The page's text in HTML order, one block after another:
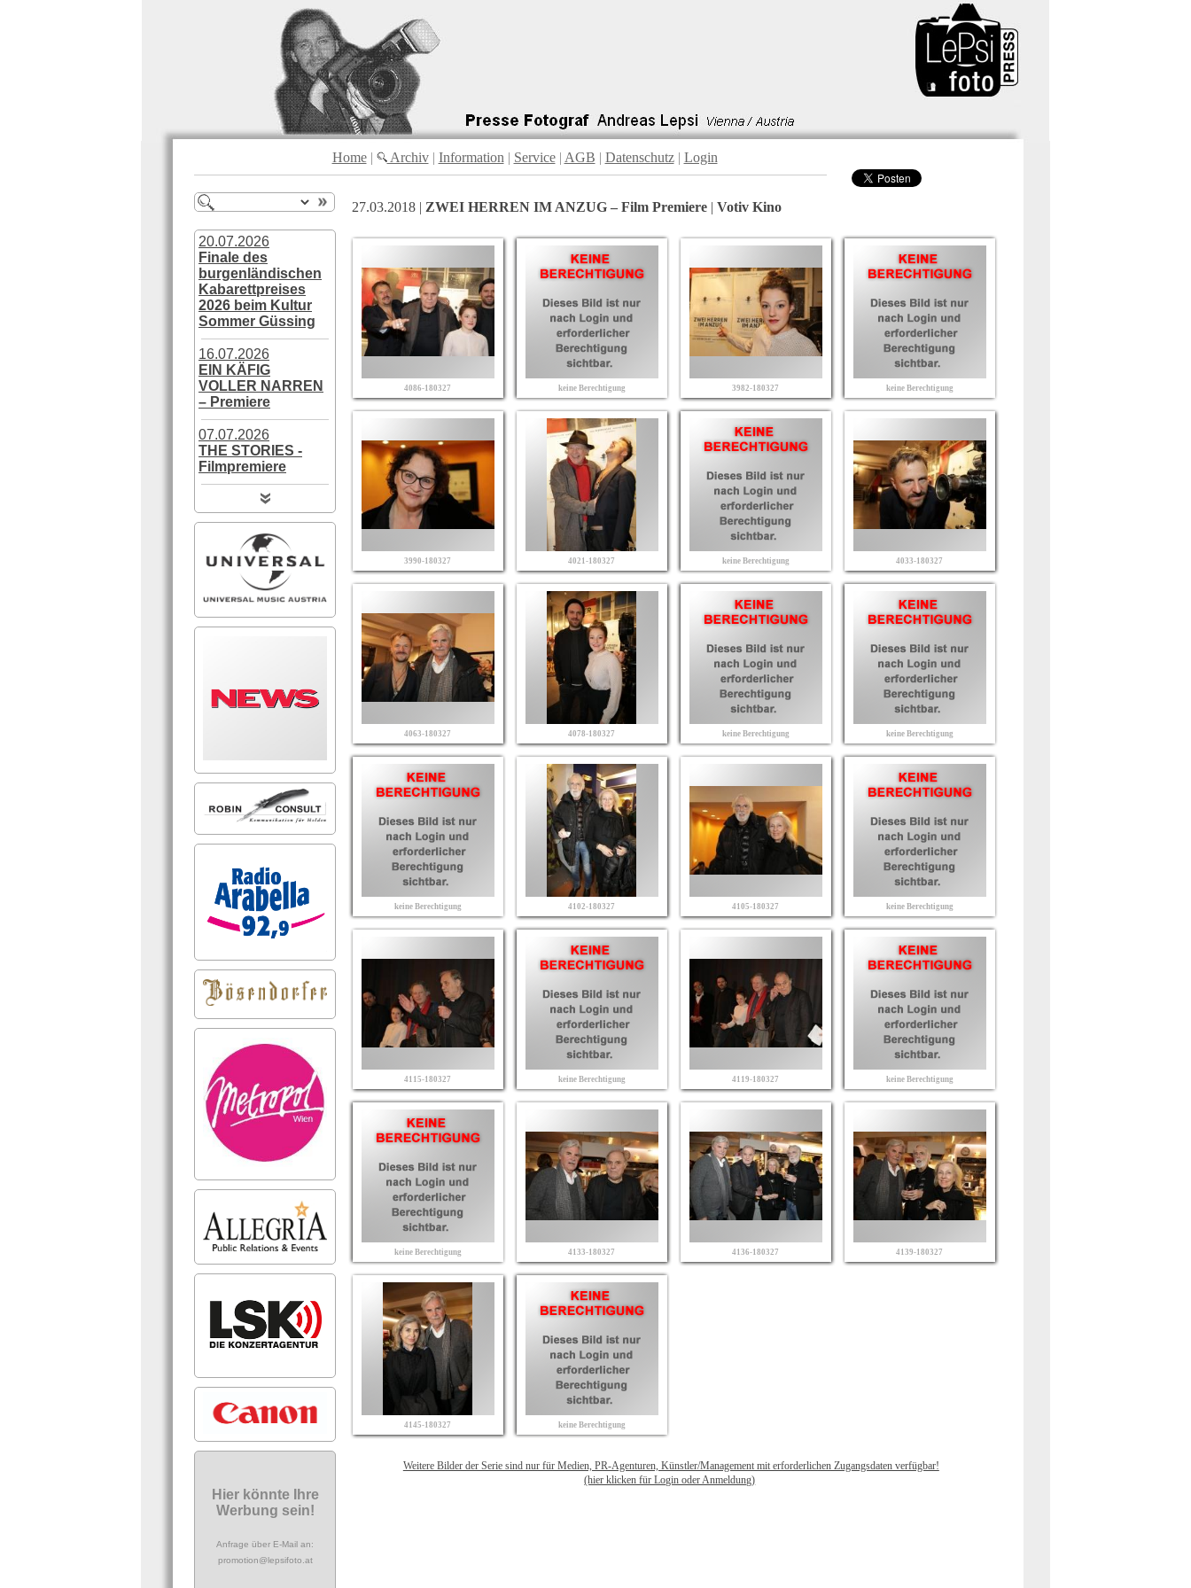
Home| Archiv| Information | Service| AGB | Datenschutz| Login
20.07.2026
Finale des
burgenländischen
Kabarettpreises
2026 beim Kultur
Sommer Güssing
16.07.2026
EIN KÄFIG
VOLLER NARREN
– Premiere
07.07.2026
THE STORIES -
Filmpremiere
Hier könnte Ihre
Werbung sein!
Anfrage über E-Mail an:
promotion@lepsifoto.at
27.03.2018 | ZWEI HERREN IM ANZUG – Film Premiere | Votiv Kino
4086-180327 keine Berechtigung 3982-180327 keine Berechtigung
3990-180327 4021-180327 keine Berechtigung 4033-180327
4063-180327 4078-180327 keine Berechtigung keine Berechtigung
keine Berechtigung 4102-180327 4105-180327 keine Berechtigung
4115-180327 keine Berechtigung 4119-180327 keine Berechtigung
keine Berechtigung 4133-180327 4136-180327 4139-180327
4145-180327 keine Berechtigung
Weitere Bilder der Serie sind nur für Medien, PR-Agenturen, Künstler/Management mit erforderlichen Zugangsdaten verfügbar!
(hier klicken für Login oder Anmeldung)